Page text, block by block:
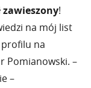
zawieszony!
na mój list
na
Pomianowski. –
–